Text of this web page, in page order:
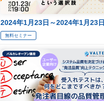
2024年1月23日～2024年1月23日
無料セミナー